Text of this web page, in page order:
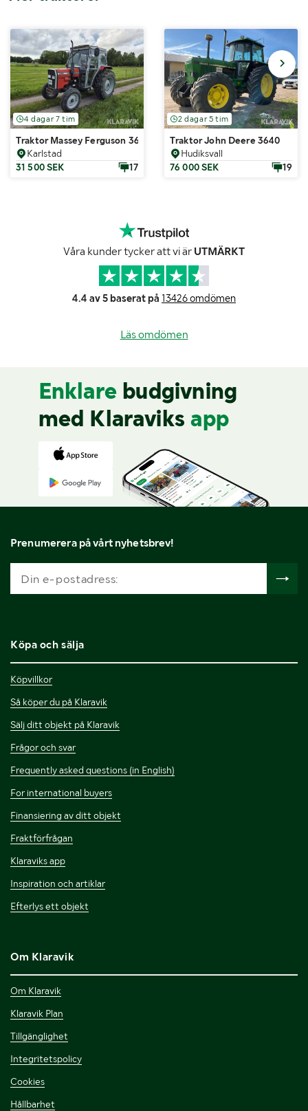
4 dagar 7 tim
Traktor Massey Ferguson 360
Karlstad
31 500 SEK
17
2 dagar 5 tim
Traktor John Deere 3640
Hudiksvall
76 000 SEK
19
Våra kunder tycker att vi är UTMÄRKT
4.4 av 5 baserat på 13426 omdömen
Läs omdömen
Enklare budgivning
med Klaraviks app
Prenumerera på vårt nyhetsbrev!
Köpa och sälja
Köpvillkor
Så köper du på Klaravik
Sälj ditt objekt på Klaravik
Frågor och svar
Frequently asked questions (in English)
For international buyers
Finansiering av ditt objekt
Fraktförfrågan
Klaraviks app
Inspiration och artiklar
Efterlys ett objekt
Om Klaravik
Om Klaravik
Klaravik Plan
Tillgänglighet
Integritetspolicy
Cookies
Hållbarhet